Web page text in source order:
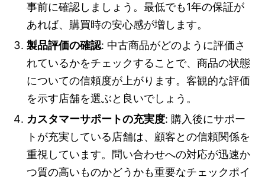
事前に確認しましょう。最低でも1年の保証が
あれば、購買時の安心感が増します。
製品評価の確認: 中古商品がどのように評価さ
れているかをチェックすることで、商品の状態
についての信頼度が上がります。客観的な評価
を示す店舗を選ぶと良いでしょう。
カスタマーサポートの充実度: 購入後にサポー
トが充実している店舗は、顧客との信頼関係を
重視しています。問い合わせへの対応が迅速か
つ質の高いものかどうかも重要なチェックポイ